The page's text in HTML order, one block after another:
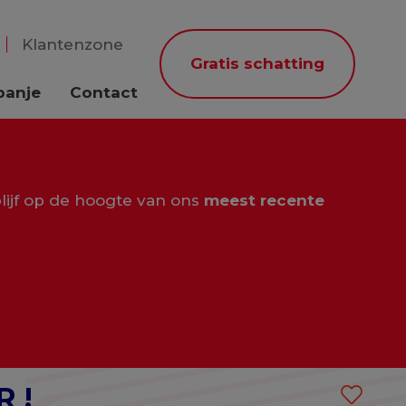
Klantenzone
Contact
Gratis schatting
op de hoogte van ons meest recente
!